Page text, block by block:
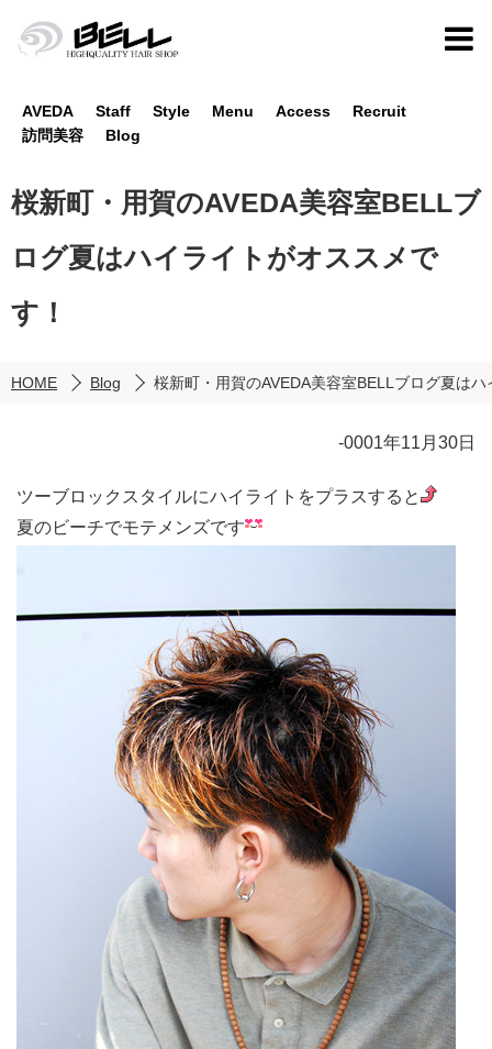
AVEDA Staff Style Menu Access
Recruit
訪問美容
Blog
桜新町・用賀のAVEDA美容室BELLブ
ログ夏はハイライトがオススメで
す！
HOME Blog 桜新町・用賀のAVEDA美容室BELLブログ夏は
-0001年11月30日
ツーブロックスタイルにハイライトをプラスすると
夏のビーチでモテメンズです